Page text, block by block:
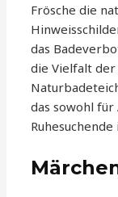
Frösche die
das
die Vielfalt
das sowohl